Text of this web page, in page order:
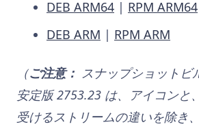
DEB ARM64 | RPM ARM64
DEB ARM | RPM ARM
（ご注意： スナップショットビ
安定版 2753.23 は、アイコンと
受けるストリームの違いを除き